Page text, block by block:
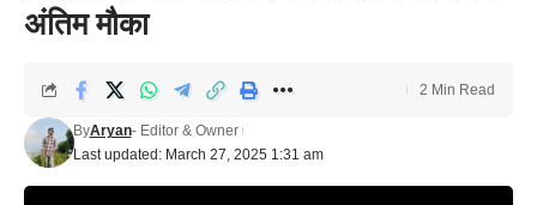
अंतिम मौका
Last updated: March 27, 2025 1:31 am
ByAryan- Editor & Owner
2 Min Read